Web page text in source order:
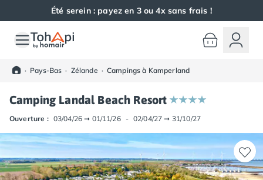
Été serein : payez en 3 ou 4x sans frais !
Toutes nos destinations
Camping Alsace
Camping Haut-Rhin
Camping Colmar
Camping Mulhouse
Camping Munster
Camping Aquitaine
Camping Dordogne
· Pays-Bas · Zélande · Campings à Kamperland
Camping Landal Beach Resort
Ouverture : 03/04/26 ➞ 01/11/26 - 02/04/27 ➞ 31/10/27